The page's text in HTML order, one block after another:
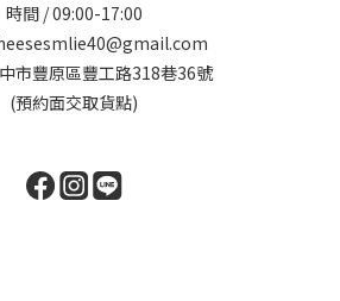
時間 / 09:00-17:00
市豐原區豐工路318巷36號
(預約面交取貨點)